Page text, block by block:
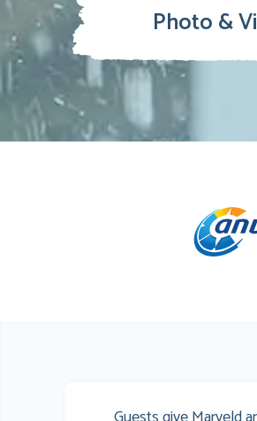
Photo &